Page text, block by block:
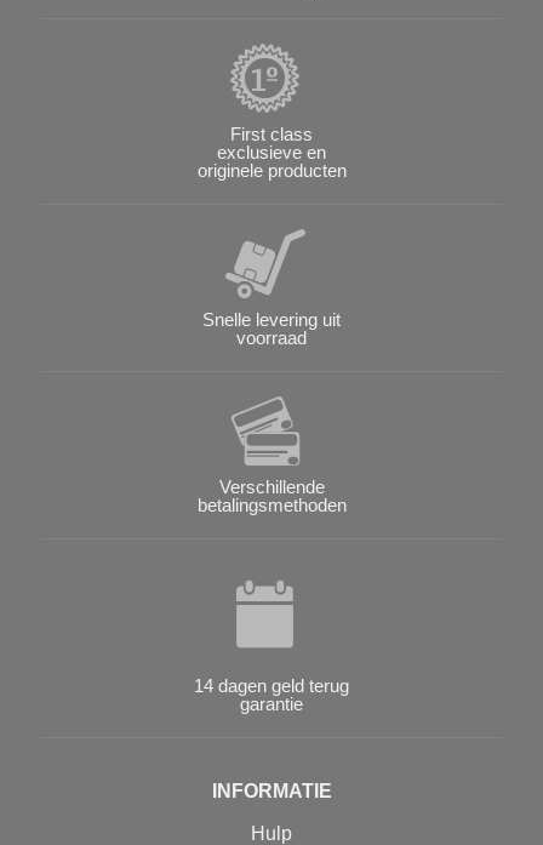
First class
exclusieve en
originele producten
Snelle levering uit
voorraad
Verschillende
betalingsmethoden
14 dagen geld terug
garantie
INFORMATIE
Hulp